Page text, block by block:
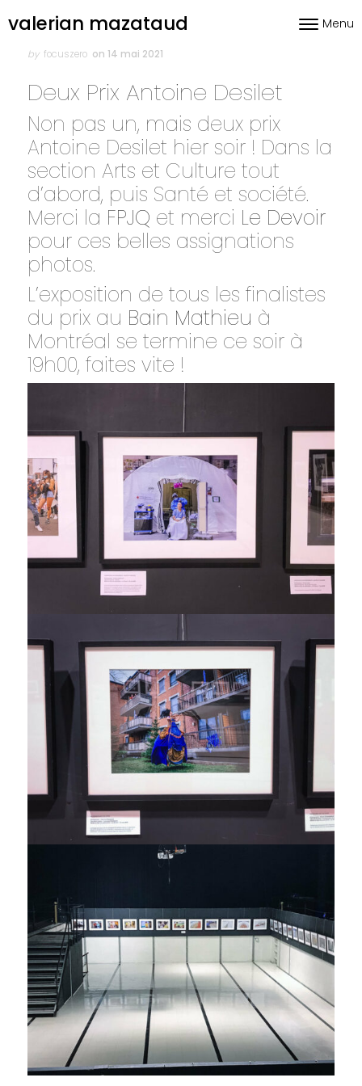
valerian mazataud ToggleMenu
Author
Posted
by focuszero on
on 14 mai 2021
Deux Prix Antoine Desilet
Non pas un, mais deux prix
Antoine Desilet hier soir ! Dans la
section Arts et Culture tout
d’abord, puis Santé et société.
Merci la FPJQ et merci Le Devoir
pour ces belles assignations
photos.
L’exposition de tous les finalistes
du prix au Bain Mathieu à
Montréal se termine ce soir à
19h00, faites vite !